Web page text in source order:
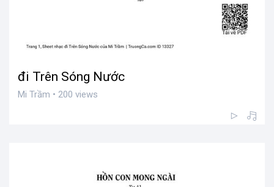
đi Trên Sóng Nước
Mi Trầm • 200 views